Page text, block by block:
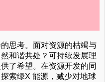
思考。面对资源的枯竭与
和谐共处？可持续发展理
了希望。在资源开发的同
索绿X 能源，减少对地球